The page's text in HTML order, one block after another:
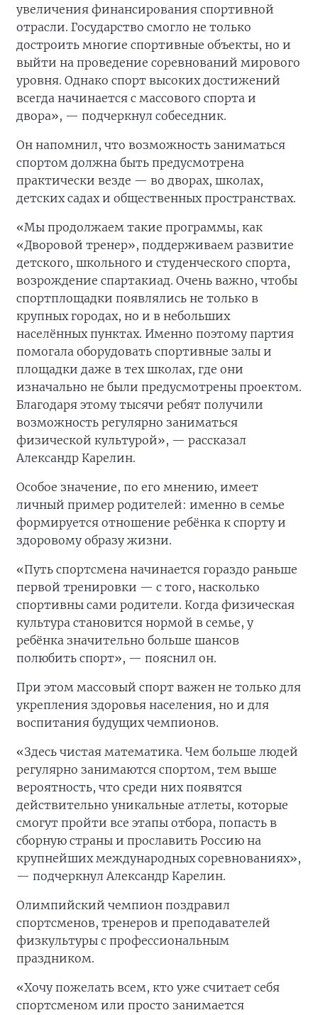
увеличения финансирования спортивной
отрасли. Государство смогло не только
достроить многие спортивные объекты, но и
выйти на проведение соревнований мирового
уровня. Однако спорт высоких достижений
всегда начинается с массового спорта и
двора», — подчеркнул собеседник.
Он напомнил, что возможность заниматься
спортом должна быть предусмотрена
практически везде — во дворах, школах,
детских садах и общественных пространствах.
«Мы продолжаем такие программы, как
«Дворовой тренер», поддерживаем развитие
детского, школьного и студенческого спорта,
возрождение спартакиад. Очень важно, чтобы
спортплощадки появлялись не только в
крупных городах, но и в небольших
населённых пунктах. Именно поэтому партия
помогала оборудовать спортивные залы и
площадки даже в тех школах, где они
изначально не были предусмотрены проектом.
Благодаря этому тысячи ребят получили
возможность регулярно заниматься
физической культурой», — рассказал
Александр Карелин.
Особое значение, по его мнению, имеет
личный пример родителей: именно в семье
формируется отношение ребёнка к спорту и
здоровому образу жизни.
«Путь спортсмена начинается гораздо раньше
первой тренировки — с того, насколько
спортивны сами родители. Когда физическая
культура становится нормой в семье, у
ребёнка значительно больше шансов
полюбить спорт», — пояснил он.
При этом массовый спорт важен не только для
укрепления здоровья населения, но и для
воспитания будущих чемпионов.
«Здесь чистая математика. Чем больше людей
регулярно занимаются спортом, тем выше
вероятность, что среди них появятся
действительно уникальные атлеты, которые
смогут пройти все этапы отбора, попасть в
сборную страны и прославить Россию на
крупнейших международных соревнованиях»,
— подчеркнул Александр Карелин.
Олимпийский чемпион поздравил
спортсменов, тренеров и преподавателей
физкультуры с профессиональным
праздником.
«Хочу пожелать всем, кто уже считает себя
спортсменом или просто занимается